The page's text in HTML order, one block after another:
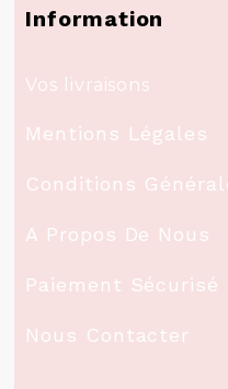
Information
Vos livraisons
Mentions Légales
Conditions
A Propos De Nous
Paiement Sécurisé
Nous Contacter